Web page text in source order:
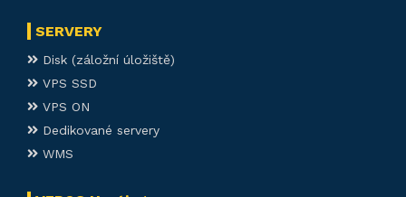
SERVERY
Disk (záložní úložiště)
VPS SSD
VPS ON
Dedikované servery
WMS